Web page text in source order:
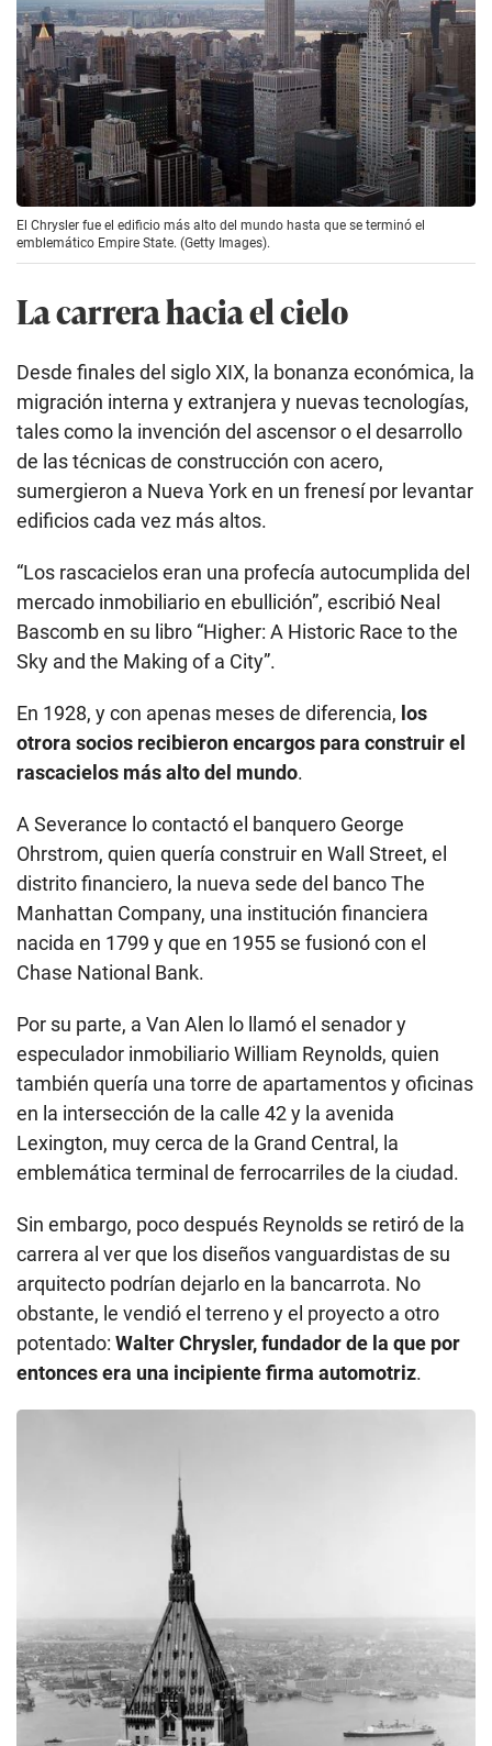
El Chrysler fue el edificio más alto del mundo hasta que se terminó el
emblemático Empire State. (Getty Images).
La carrera hacia el cielo
Desde finales del siglo XIX, la bonanza económica, la
migración interna y extranjera y nuevas tecnologías,
tales como la invención del ascensor o el desarrollo
de las técnicas de construcción con acero,
sumergieron a Nueva York en un frenesí por levantar
edificios cada vez más altos.
“Los rascacielos eran una profecía autocumplida del
mercado inmobiliario en ebullición”, escribió Neal
Bascomb en su libro “Higher: A Historic Race to the
Sky and the Making of a City”.
En 1928, y con apenas meses de diferencia, los
otrora socios recibieron encargos para construir el
rascacielos más alto del mundo.
A Severance lo contactó el banquero George
Ohrstrom, quien quería construir en Wall Street, el
distrito financiero, la nueva sede del banco The
Manhattan Company, una institución financiera
nacida en 1799 y que en 1955 se fusionó con el
Chase National Bank.
Por su parte, a Van Alen lo llamó el senador y
especulador inmobiliario William Reynolds, quien
también quería una torre de apartamentos y oficinas
en la intersección de la calle 42 y la avenida
Lexington, muy cerca de la Grand Central, la
emblemática terminal de ferrocarriles de la ciudad.
Sin embargo, poco después Reynolds se retiró de la
carrera al ver que los diseños vanguardistas de su
arquitecto podrían dejarlo en la bancarrota. No
obstante, le vendió el terreno y el proyecto a otro
potentado: Walter Chrysler, fundador de la que por
entonces era una incipiente firma automotriz.